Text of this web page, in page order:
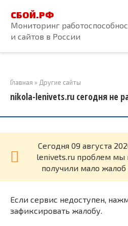
контенту
СБОЙ.РФ
Мониторинг
и сайтов в России
Главная » Другие сайты
nikola-lenivets.ru сегодня не
Cегодня 09 августа
lenivets.ru проблем мы
получили мало жалоб
Если сервис недоступен,
зафиксировать жалобу.